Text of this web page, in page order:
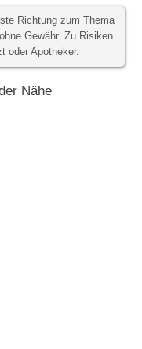
Richtung zum Thema
Gewähr. Zu Risiken
oder Apotheker.
Nähe